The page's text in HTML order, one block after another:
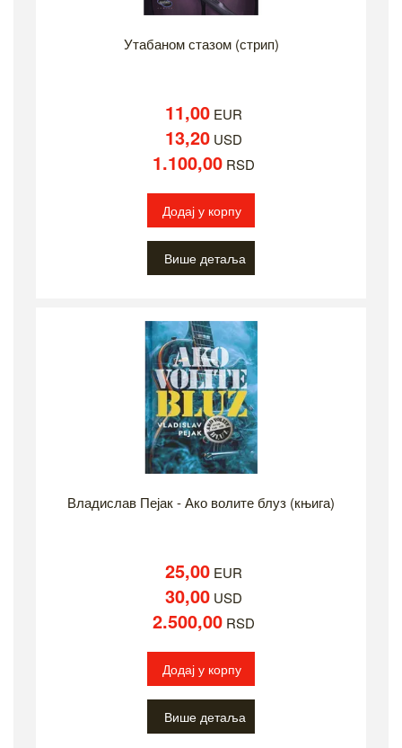
Утабаном стазом (стрип)
11,00EUR
13,20USD
1.100,00RSD
Додај у корпу
Више детаља
Владислав Пејак - Ако волите блуз (књига)
25,00EUR
30,00USD
2.500,00RSD
Додај у корпу
Више детаља